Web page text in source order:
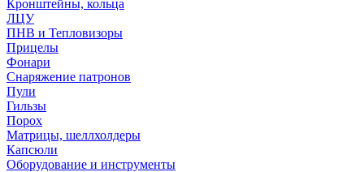
Кронштейны, кольца
ЛЦУ
ПНВ и Тепловизоры
Прицелы
Фонари
Снаряжение патронов
Пули
Гильзы
Порох
Матрицы, шеллхолдеры
Капсюли
Оборудование и инструменты